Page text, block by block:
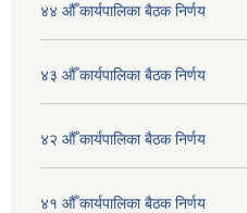
४४ औँ कार्यपालिका बैठक निर्णय
४३ औँ कार्यपालिका बैठक निर्णय
४२ औँ कार्यपालिका बैठक निर्णय
४१ औँ कार्यपालिका बैठक निर्णय